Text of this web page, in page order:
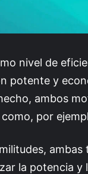
nivel de
potente y
ambos
por
ambas
la potencia y